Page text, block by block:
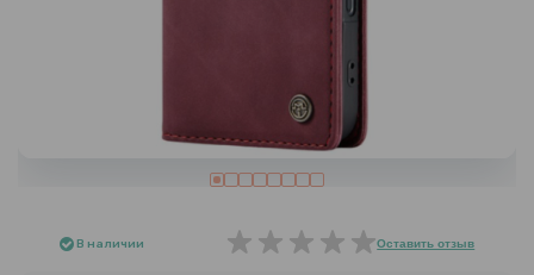
В наличии Оставить отзыв